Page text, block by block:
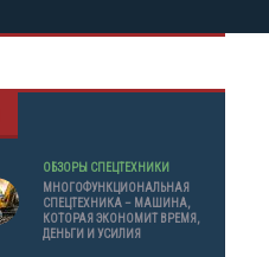
ОБЗОРЫ СПЕЦТЕХНИКИ
МНОГОФУНКЦИОНАЛЬНАЯ
СПЕЦТЕХНИКА – МАШИНА,
КОТОРАЯ ЭКОНОМИТ ВРЕМЯ,
ДЕНЬГИ И УСИЛИЯ